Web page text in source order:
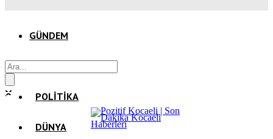
GÜNDEM
POLITIKA
DÜNYA